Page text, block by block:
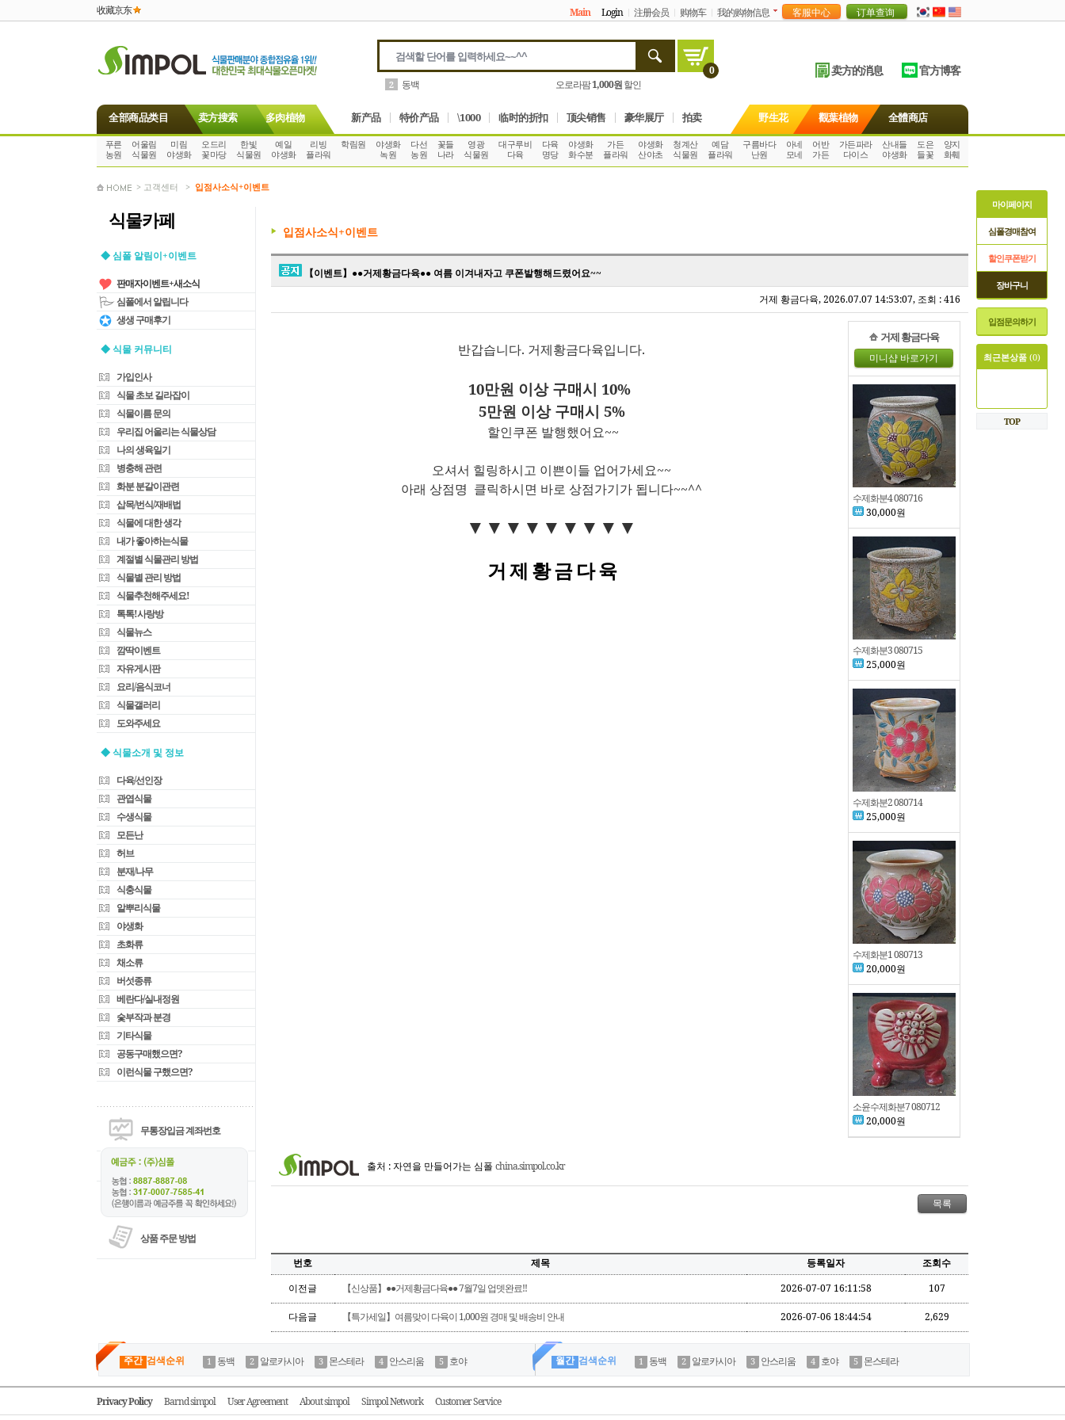
收藏京东 Main Login 注册会员 购物车 我的购物信息
0
3 몬스테라 나만의화원5,000원할인
卖方的消息 官方博客
全部商品类目 卖方搜索 多肉植物 新产品 特价产品 \1000 临时的折扣 顶尖销售 豪华展厅 拍卖 野生花 觀葉植物 全體商店
푸른
농원
어울림
식물원
미림
야생화
오드리
꽃마당
한빛
식물원
예일
야생화
리빙
플라워
학림원
야생화
녹원
다선
농원
꽃들
나라
영광
식물원
대구루비
다육
다육
명당
야생화
화수분
가든
플라워
야생화
산야초
청계산
식물원
예담
플라워
구름바다
난원
아네
모네
어반
가든
가든파라
다이스
산내들
야생화
도은
들꽃
양지
화훼
> 고객센터 > 입점사소식+이벤트
식물카페
◆ 심폴 알림이+이벤트
판매자이벤트+새소식
심폴에서 알립니다
생생 구매후기
◆ 식물 커뮤니티
가입인사
식물 초보 길라잡이
식물이름 문의
우리집 어울리는 식물상담
나의 생육일기
병충해 관련
화분 분갈이관련
삽목/번식/재배법
식물에 대한 생각
내가 좋아하는식물
계절별 식물관리 방법
식물별 관리 방법
식물추천해주세요!
톡톡!사랑방
식물뉴스
깜딱이벤트
자유게시판
요리/음식코너
식물갤러리
도와주세요
◆ 식물소개 및 정보
다육/선인장
관엽식물
수생식물
모든난
허브
분재/나무
식충식물
알뿌리식물
야생화
초화류
채소류
버섯종류
베란다/실내정원
숯부작과 분경
기타식물
공동구매했으면?
이런식물 구했으면?
무통장입금 계좌번호
상품 주문 방법
입점사소식+이벤트
【이벤트】●●거제황금다육●● 여름 이겨내자고 쿠폰발행해드렸어요~~
거제 황금다육, 2026.07.07 14:53:07, 조회 : 416
반갑습니다. 거제황금다육입니다.
10만원 이상 구매시 10%
5만원 이상 구매시 5%
할인쿠폰 발행했어요~~
오셔서 힐링하시고 이쁜이들 업어가세요~~
아래 상점명 클릭하시면 바로 상점가기가 됩니다~~^^
▼ ▼ ▼ ▼ ▼ ▼ ▼ ▼ ▼
거 제 황 금 다 육
거제 황금다육
수제화분4 080716
30,000원
수제화분3 080715
25,000원
수제화분2 080714
25,000원
수제화분1 080713
20,000원
소윤수제화분7 080712
20,000원
출처 : 자연을 만들어가는 심폴 china.simpol.co.kr
번호 제목 등록일자
조회수
이전글
【신상품】●●거제황금다육●● 7월7일 업뎃완료!! 2026-07-07 16:11:58 107
다음글 【특가세일】여름맞이 다육이 1,000원 경매 및 배송비 안내 2026-07-06 18:44:54 2,629
마이페이지
심폴경매참여
할인쿠폰받기
장바구니
입점문의하기
최근본상품 (0)
TOP
주간 검색순위 동백 알로카시아 몬스테라 안스리움 호야 월간 검색순위 동백 알로카시아 안스리움 호야 몬스테라
Privacy Policy Barnd simpol User Agreement About simpol Simpol Network Customer Service